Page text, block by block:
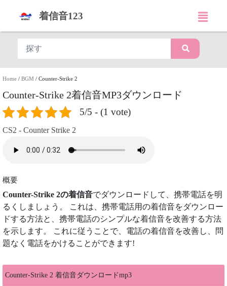
着信音123
Home / BGM / Counter-Strike 2
Counter-Strike 2着信音MP3ダウンロード
5/5 - (1 vote)
CS2 - Counter Strike 2
概要
Counter-Strike 2の着信音でダウンロードして、携帯電話を明
るくしましょう。 これは、携帯電話用の着信音をダウンロー
ドする方法と、携帯電話のシンプルな着信音を改善する方法
を示します。 これに従うことで、電話の着信音を改善し、問
題なく電話をかけることができます!
Counter-Strike 2 着信音ダウンロードmp3